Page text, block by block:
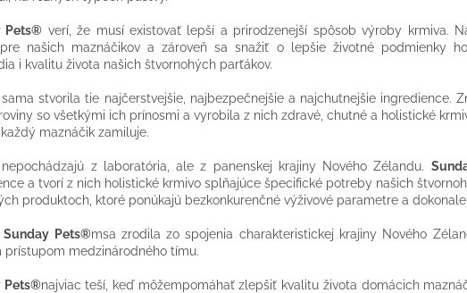
Pets® verí, že musí existovať lepší a prirodzenejší spôsob výroby krmiva.
našich maznáčikov a zároveň sa snažiť o lepšie životné podmienky
i kvalitu života našich štvornohých parťákov.
stvorila tie najčerstvejšie, najbezpečnejšie a najchutnejšie ingredience.
so všetkými ich prínosmi a vyrobila z nich zdravé, chutné a holistické
maznáčik zamiluje.
z laboratória, ale z panenskej krajiny Nového Zélandu.
a tvorí z nich holistické krmivo splňajúce špecifické potreby našich
produktoch, ktoré ponúkajú bezkonkurenčné výživové parametre a
Sunday Pets®msa zrodila zo spojenia charakteristickej krajiny Nového
prístupom medzinárodného tímu.
Pets®najviac teší, keď môžempomáhať zlepšiť kvalitu života domácich